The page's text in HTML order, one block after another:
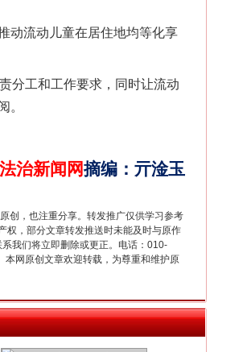
流动儿童在居住地均等化享
分工和工作要求，同时让流动
。
治新闻网摘编 ： 亓淦玉
创，也注重分享。转发推广仅供学习参考
权，部分文章转发推送时未能及时与原作
我们将立即删除或更正。电话：010-
网原创文章欢迎转载，为尊重和维护原
新中国诞生的见证